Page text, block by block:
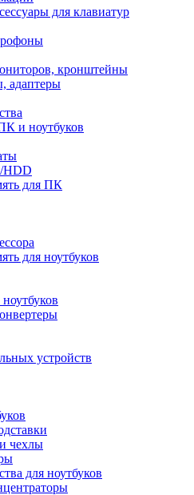
для клавиатур
кронштейны
адаптеры
и ноутбуков
HDD
для ПК
для ноутбуков
устройств
чехлы
для ноутбуков